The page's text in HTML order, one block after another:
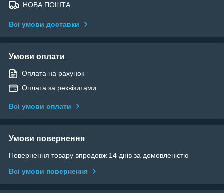
НОВА ПОШТА
Всі умови доставки
Умови оплати
Оплата на рахунок
Оплата за реквізитами
Всі умови оплати
Умови повернення
Повернення товару впродовж 14 днів за домовленістю
Всі умови повернення